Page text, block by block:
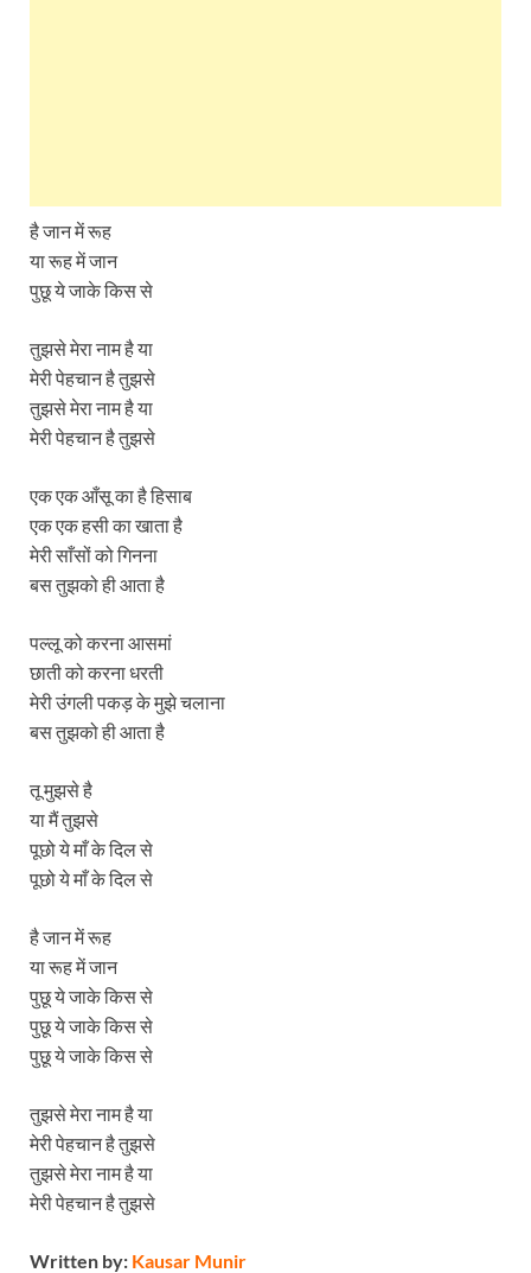
है जान में रूह
या रूह में जान
पुछू ये जाके किस से
तुझसे मेरा नाम है या
मेरी पेहचान है तुझसे
तुझसे मेरा नाम है या
मेरी पेहचान है तुझसे
एक एक आँसू का है हिसाब
एक एक हसी का खाता है
मेरी साँसों को गिनना
बस तुझको ही आता है
पल्लू को करना आसमां
छाती को करना धरती
मेरी उंगली पकड़ के मुझे चलाना
बस तुझको ही आता है
तू मुझसे है
या मैं तुझसे
पूछो ये माँ के दिल से
पूछो ये माँ के दिल से
है जान में रूह
या रूह में जान
पुछू ये जाके किस से
पुछू ये जाके किस से
पुछू ये जाके किस से
तुझसे मेरा नाम है या
मेरी पेहचान है तुझसे
तुझसे मेरा नाम है या
मेरी पेहचान है तुझसे
Written by: Kausar Munir